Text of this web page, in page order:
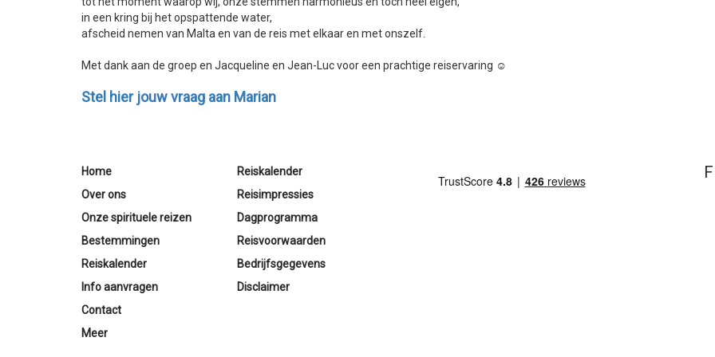
in een kring bij het opspattende water,
afscheid nemen van Malta en van de reis met elkaar en met onszelf.
Met dank aan de groep en Jacqueline en Jean-Luc voor een prachtige reiservaring ☺
Stel hier jouw vraag aan Marian
Home
Over ons
Onze spirituele reizen
Bestemmingen
Reiskalender
Info aanvragen
Contact
Meer
Reiskalender
Reisimpressies
Dagprogramma
Reisvoorwaarden
Bedrijfsgegevens
Disclaimer